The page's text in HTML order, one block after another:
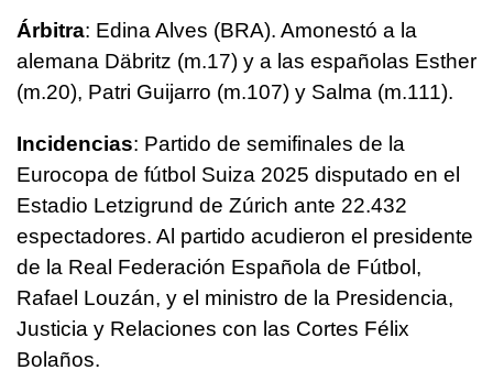
Árbitra: Edina Alves (BRA). Amonestó a la
alemana Däbritz (m.17) y a las españolas Esther
(m.20), Patri Guijarro (m.107) y Salma (m.111).
Incidencias: Partido de semifinales de la
Eurocopa de fútbol Suiza 2025 disputado en el
Estadio Letzigrund de Zúrich ante 22.432
espectadores. Al partido acudieron el presidente
de la Real Federación Española de Fútbol,
Rafael Louzán, y el ministro de la Presidencia,
Justicia y Relaciones con las Cortes Félix
Bolaños.